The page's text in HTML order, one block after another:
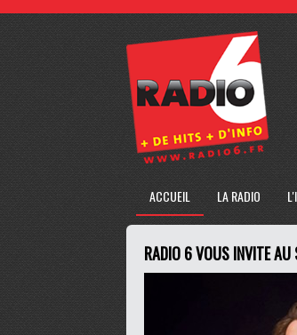
ACCUEIL LA RADIO
RADIO 6 VOUS INVITE AU